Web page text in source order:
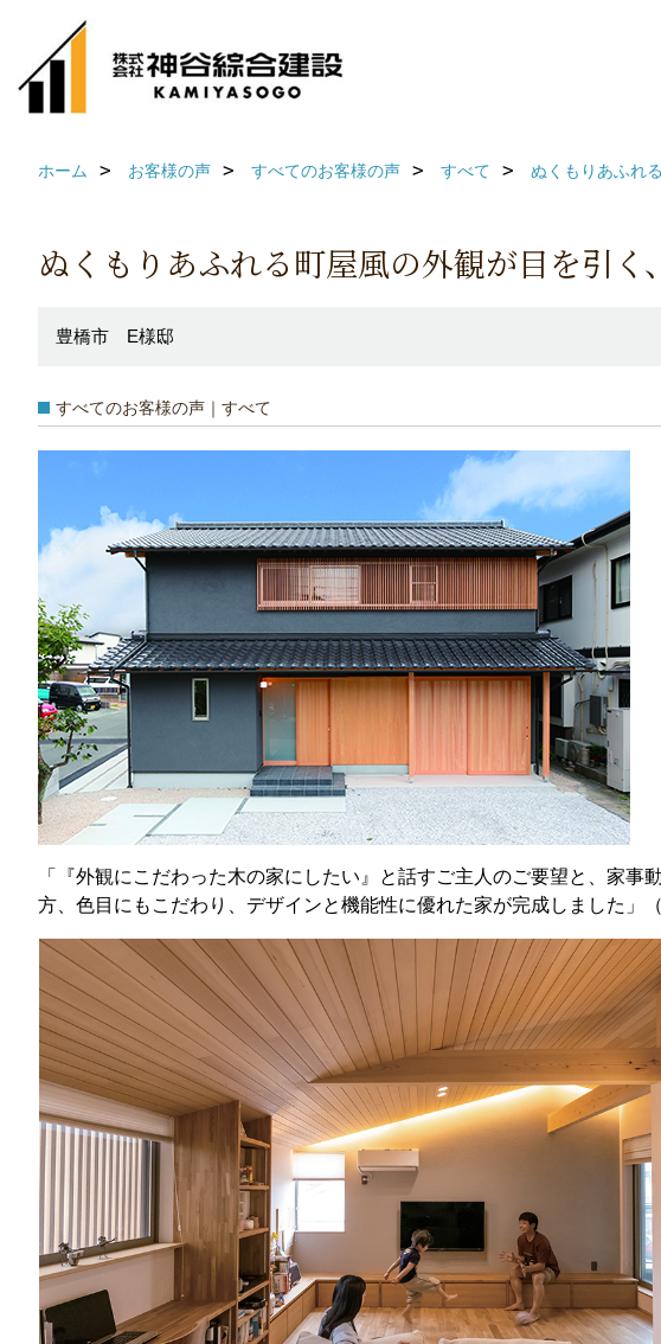
ホーム お客様の声 すべてのお客様の声 すべて ぬくもりあふれ
ぬくもりあふれる町屋風の外観が目を引
豊橋市 E様邸
すべてのお客様の声｜すべて
「『外観にこだわった木の家にしたい』と話すご主人のご要望と、家
方、色目にもこだわり、デザインと機能性に優れた家が完成しました」（